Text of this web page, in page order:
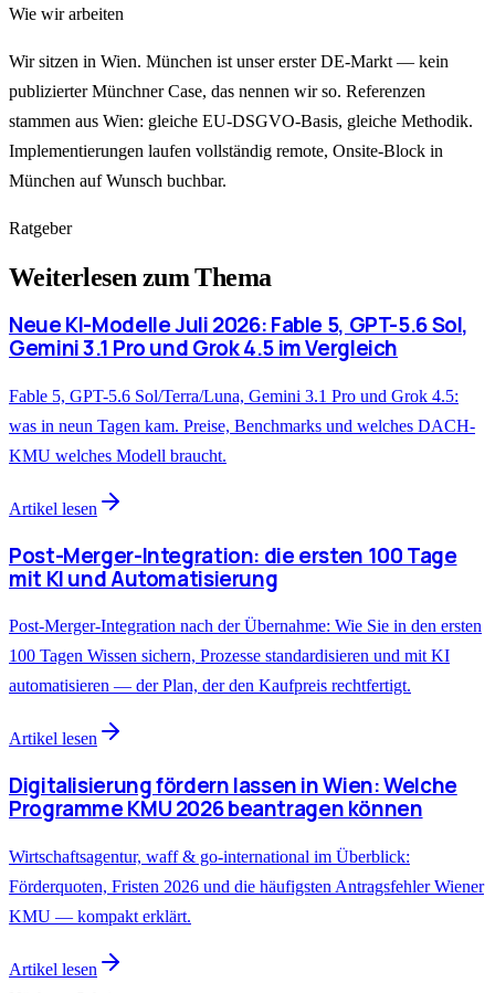
Wie wir arbeiten
Wir sitzen in Wien. München ist unser erster DE-Markt — kein
publizierter Münchner Case, das nennen wir so. Referenzen
stammen aus Wien: gleiche EU-DSGVO-Basis, gleiche Methodik.
Implementierungen laufen vollständig remote, Onsite-Block in
München auf Wunsch buchbar.
Ratgeber
Weiterlesen zum Thema
Neue KI-Modelle Juli 2026: Fable 5, GPT-5.6 Sol,
Gemini 3.1 Pro und Grok 4.5 im Vergleich
Fable 5, GPT-5.6 Sol/Terra/Luna, Gemini 3.1 Pro und Grok 4.5:
was in neun Tagen kam. Preise, Benchmarks und welches DACH-
KMU welches Modell braucht.
Artikel lesen
Post-Merger-Integration: die ersten 100 Tage
mit KI und Automatisierung
Post-Merger-Integration nach der Übernahme: Wie Sie in den ersten
100 Tagen Wissen sichern, Prozesse standardisieren und mit KI
automatisieren — der Plan, der den Kaufpreis rechtfertigt.
Artikel lesen
Digitalisierung fördern lassen in Wien: Welche
Programme KMU 2026 beantragen können
Wirtschaftsagentur, waff & go-international im Überblick:
Förderquoten, Fristen 2026 und die häufigsten Antragsfehler Wiener
KMU — kompakt erklärt.
Artikel lesen